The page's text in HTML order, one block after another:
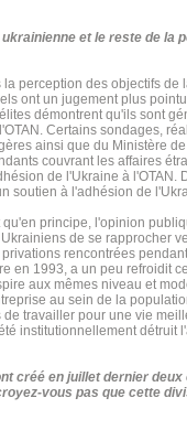
et le reste de la
perception des objectifs
ont un jugement plus
démontrent qu'ils sont
Certains sondages,
ainsi que du Ministère
couvrant les affaires
de l'Ukraine à
soutien à l'adhésion de
principe, l'opinion
de se rapprocher
rencontrées
en 1993, a un peu refroidit
aux mêmes niveau et
au sein de la
travailler pour une vie
institutionnellement détruit
créé en juillet dernier
vous pas que cette